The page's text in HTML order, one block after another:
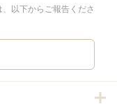
以下からご報告くださ